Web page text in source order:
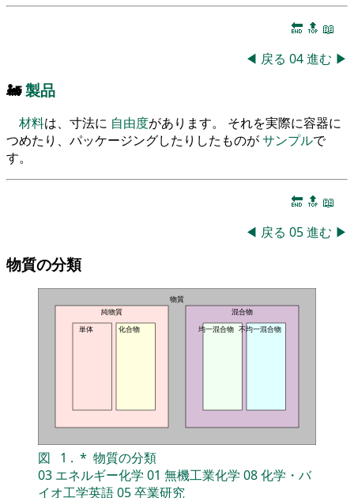
🔚 🔝 📖
◀ 戻る 04進む ▶
🚂製品
材料は、寸法に 自由度があります。 それを実際に容器に
つめたり、パッケージングしたりしたものがサンプルで
す。
🔚 🔝 📖
◀ 戻る 05進む ▶
物質の分類
物質
純物質
単体
化合物
混合物
均一混合物 不均一混合物
図 1 . * 物質の分類
03 エネルギー化学 01 無機工業化学 08化学・バ
イオ工学英語05卒業研究